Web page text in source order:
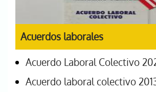
Acuerdos laborales
Acuerdo Laboral Colectivo
Acuerdo laboral colectivo